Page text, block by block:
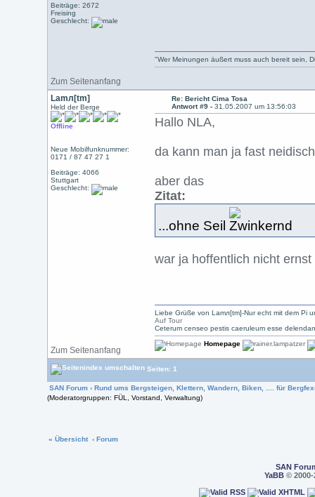
Beiträge: 2672
Freising
Geschlecht:
Zum Seitenanfang
"Wer Meinungen äußert muss auch bereit sein,
Lamл[tm]
Held der Berge
Offline
Neue Mobilfunknummer:
0171 / 87 47 27 1
Beiträge: 4066
Stuttgart
Geschlecht:
Re: Bericht Cima Tosa
Antwort #9 -31.05.2007 um 13:56:03
Hallo NLA,
da kann man ja fast
aber das
Zitat:
...ohne Seil
war ja hoffentlich nicht
Zum Seitenanfang
Liebe Grüße von Lamл[tm]-Nur echt mit dem Pi
Auf Tour
Ceterum censeo pestis caeruleum esse
Homepage
Seiten: 1
SAN Forum› Rund ums Bergsteigen, Klettern, Wandern, Biken, .... für
(Moderatorgruppen: FÜL, Vorstand, Verwaltung)
« Übersicht ‹ Forum
SAN
YaBB© 2000-